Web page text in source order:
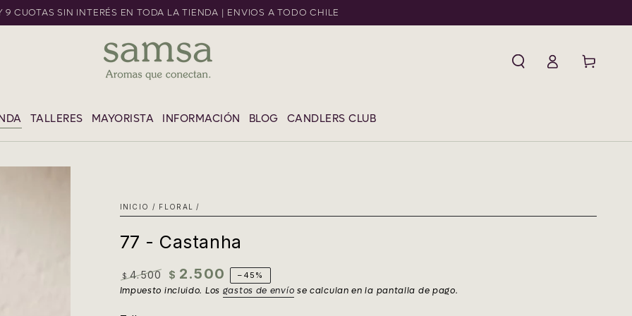
CONTENIDO
9 CUOTAS SIN INTERÉS EN TODA LA TIENDA | ENVIOS A TODO CHILE
TALLERES MAYORISTA INFORMACIÓN BLOG CANDLERS CLUB
sesión
Carrito
INICIO / FLORAL /
77 - Castanha
Precio
$ 4.500
Precio
$ 2.500 –45%
Impuesto incluido. Los gastos de envío se calculan en la pantalla de pago.